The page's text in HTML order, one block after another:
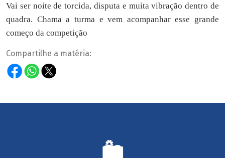
Vai ser noite de torcida, disputa e muita vibração dentro de
quadra. Chama a turma e vem acompanhar esse grande
começo da competição
Compartilhe a matéria: